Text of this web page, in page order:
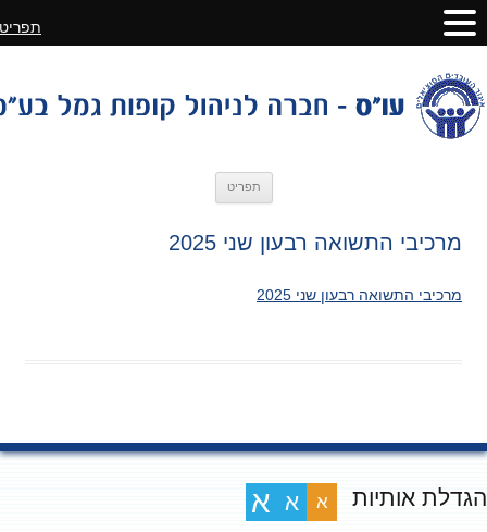
תפריט
מרכיבי התשואה רבעון שני 2025
מרכיבי התשואה רבעון שני 2025
אותיות א א א
תפריט